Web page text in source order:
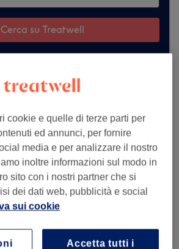
Cerca su Treatwell
ad altri centri
cookie e quelle di terze parti per
ed annunci, per fornire
media e per analizzare il nostro
inoltre informazioni sul modo in
sito con i nostri partner che si
dei dati web, pubblicità e social
sui cookie
Accetta tutti i